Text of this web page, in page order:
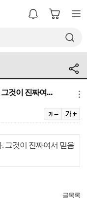
것이 진짜여...
그것이 진짜여서 믿음
글목록